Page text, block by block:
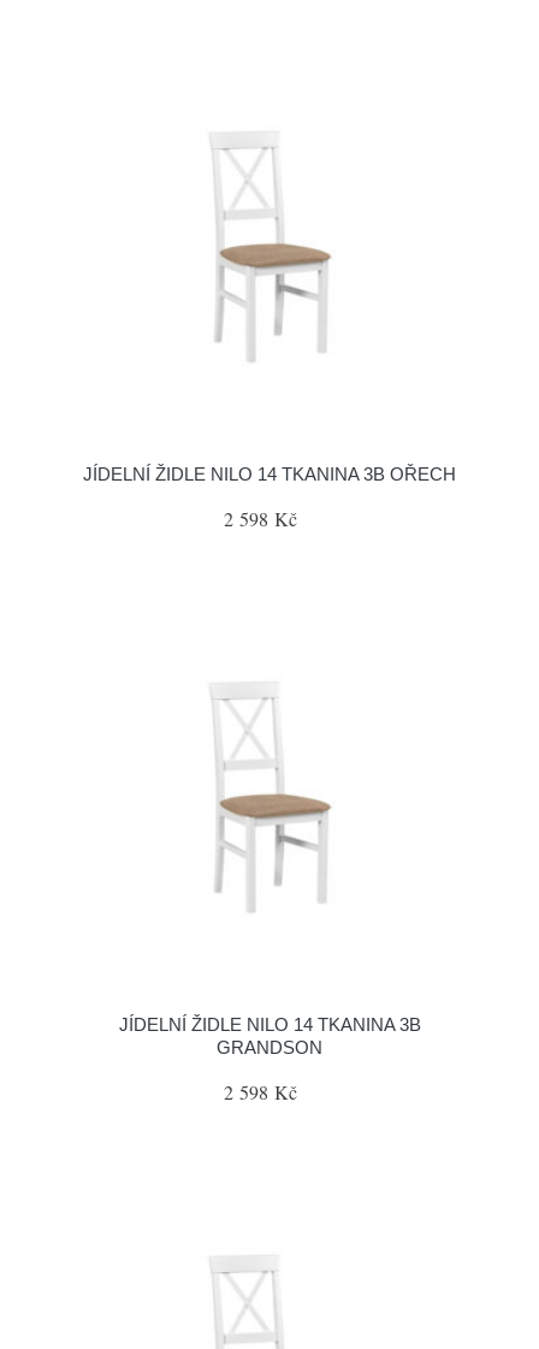
JÍDELNÍ ŽIDLE NILO 14 TKANINA 3B OŘECH
2 598 Kč
JÍDELNÍ ŽIDLE NILO 14 TKANINA 3B
GRANDSON
2 598 Kč